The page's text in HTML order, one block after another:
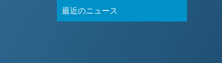
最近のニュース